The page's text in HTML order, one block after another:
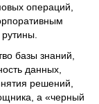
операций,
базы знаний,
данных,
решений,
а «черный